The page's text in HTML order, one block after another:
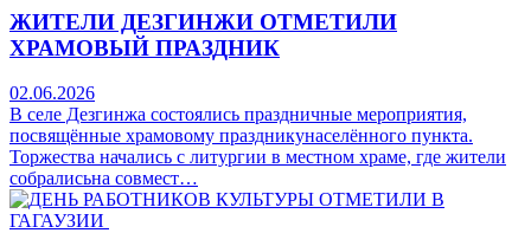
ЖИТЕЛИ ДЕЗГИНЖИ ОТМЕТИЛИ
ХРАМОВЫЙ ПРАЗДНИК
02.06.2026
В селе Дезгинжа состоялись праздничные мероприятия,
посвящённые храмовому праздникунаселённого пункта.
Торжества начались с литургии в местном храме, где жители
собралисьна совмест…